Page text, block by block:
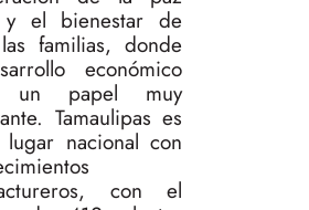
y el bienestar de
familias, donde
económico
un papel muy
Tamaulipas es
nacional con
con el